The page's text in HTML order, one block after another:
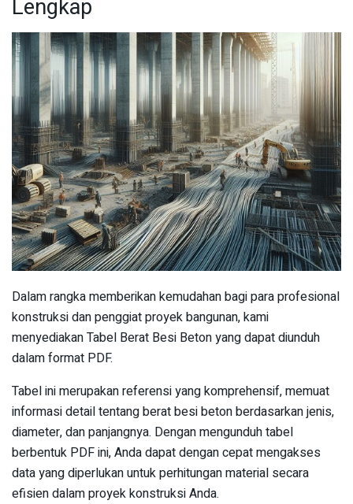
Lengkap
Dalam rangka memberikan kemudahan bagi para profesional
konstruksi dan penggiat proyek bangunan, kami
menyediakan Tabel Berat Besi Beton yang dapat diunduh
dalam format PDF.
Tabel ini merupakan referensi yang komprehensif, memuat
informasi detail tentang berat besi beton berdasarkan jenis,
diameter, dan panjangnya. Dengan mengunduh tabel
berbentuk PDF ini, Anda dapat dengan cepat mengakses
data yang diperlukan untuk perhitungan material secara
efisien dalam proyek konstruksi Anda.